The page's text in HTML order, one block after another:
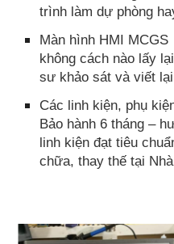
trình làm dự phòng
Màn hình HMI
không cách nào lấy
sư khảo sát và viết
Các linh kiện, phụ
Bảo hành 6 tháng –
linh kiện đạt tiêu
chữa, thay thế tại